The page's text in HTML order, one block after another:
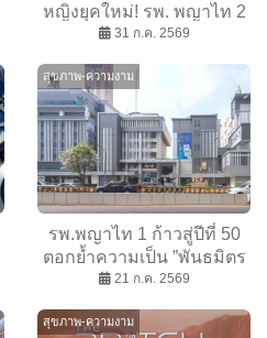
หญิงยุคใหม่! รพ. พญาไท 2
เปิดตัว ”Her Confidence”
การรักษาแบบองค์รวม
31 ก.ค. 2569
สุขภาพ-ความงาม
รพ.พญาไท 1 ก้าวสู่ปีที่ 50
ตอกย้ำความเป็น ”พันธมิตร
ด้านสุขภาพ” ด้วยทีมแพทย์ผู้
มาตรฐานการดูแลสุขภาพ
21 ก.ค. 2569
สุขภาพ-ความงาม